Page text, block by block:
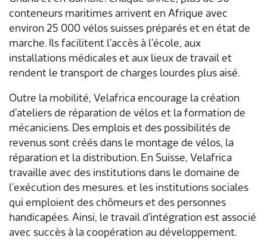
conteneurs maritimes arrivent en Afrique avec
environ 25 000 vélos suisses préparés et en état de
marche. Ils facilitent l’accès à l’école, aux
installations médicales et aux lieux de travail et
rendent le transport de charges lourdes plus aisé.
Outre la mobilité, Velafrica encourage la création
d’ateliers de réparation de vélos et la formation de
mécaniciens. Des emplois et des possibilités de
revenus sont créés dans le montage de vélos, la
réparation et la distribution. En Suisse, Velafrica
travaille avec des institutions dans le domaine de
l’exécution des mesures. et les institutions sociales
qui emploient des chômeurs et des personnes
handicapées. Ainsi, le travail d’intégration est associé
avec succès à la coopération au développement.
Association des parents d'accueil
Gastronomie
Location d'installations de loisirs
Assurances sociales
Affaires sociales
Construire & planifier
Aménagement du territoire & planification
locale
Cadastre RDPPF
Environnement
Energie & eau
Déchets
Animaux
Paroisses
Communes partenaires
Département des finances
Service social
Dép. de l'exploitation et du génie civil
Centre d'entretien
Administration scolaire
Garderie d'enfants
Collaborateurs
Services de A à Z
Répertoire d'adresses